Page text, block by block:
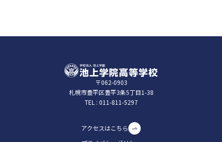
〒062-0903
札幌市豊平区豊平3条5丁⽬1-38
TEL : 011-811-5297
アクセスはこちら